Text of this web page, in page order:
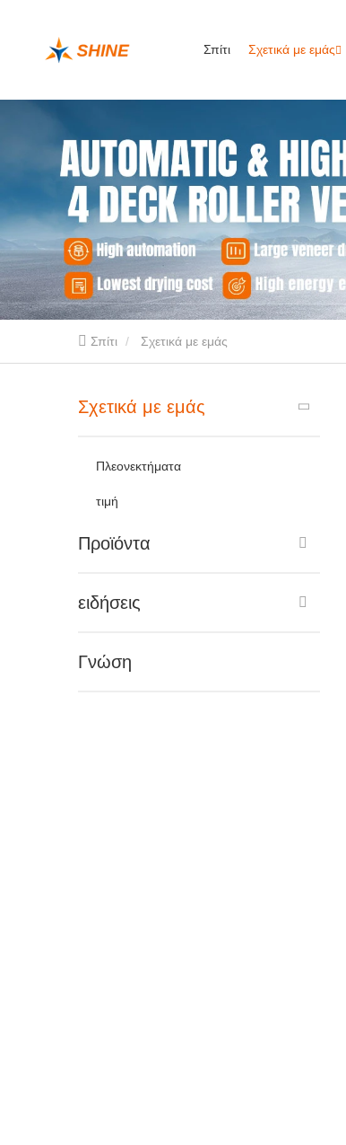
Σπίτι Σχετικά με εμάς
Σπίτι Σχετικά με εμάς
Σχετικά με εμάς
Πλεονεκτήματα
τιμή
Προϊόντα
ειδήσεις
Γνώση